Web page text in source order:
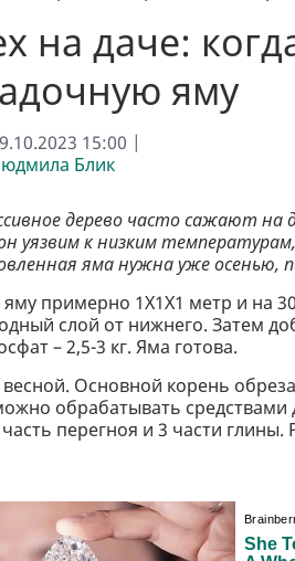
на даче:
яму
15:00 |
Блик
дерево часто сажают на
уязвим к низким
яма нужна уже осенью,
примерно 1X1X1 метр и на
слой от нижнего. Затем
– 2,5-3 кг. Яма готова.
Основной корень
обрабатывать средствами
перегноя и 3 части